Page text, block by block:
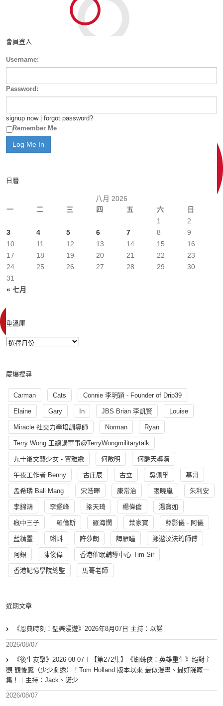
會員登入
Username:
Password:
signup now| forgot password?
Remember Me
日曆
八月 2026
一
二 三 四 五 六 日
« 七月
1
2
3
4 5 6 7 8
9
10
11 12 13 14 15
16
17
18 19 20 21 22
23
24
25 26 27 28 29
30
31
重溫庫
慶爆搜尋
Carman Cats Connie 李玥穎 - Founder of Drip39
Elaine Gary In JBS Brian 李凱賢 Louise
Miracle 社交力學培訓導師 Norman Ryan
Terry Wong 王總講軍事@TerryWongmilitarytalk
九十後文藝少女 - 賈雅緻 何啟明 何爵天導演
午夜工作者 Benny 古庄辰 古立 吳佩孚 基哥
孟希璘 Ball Mang 宋浩暉 康常治 張曉嵐 朱利安
李錦鴻 李鑑峰 梁天琦 楊偉倫 湯寳如
瘋中三子 羅倫斯 羅海憫 葉家寶 薛影儀 - 阿儀
藍精靈 蝌蚪 許莎朗 譚雁瞳 鄭遨汶法筠師傅
阿銀 陳俊偉 香港催眠輔導中心 Tim Sir
香港記憶學院總監 馬哥老師
近期文章
《恩典時刻：聖樂漫遊》2026年8月07日 主持：以諾
2026/08/07
《後生友聚》2026-08-07︱【第272集】《蜘蛛俠：英雄重生》絕對主
觀 觀後感（少少劇透）！Tom Holland 版本以來 最似漫畫、最好睇嘅一
集！｜主持：Jack、諾少
2026/08/07